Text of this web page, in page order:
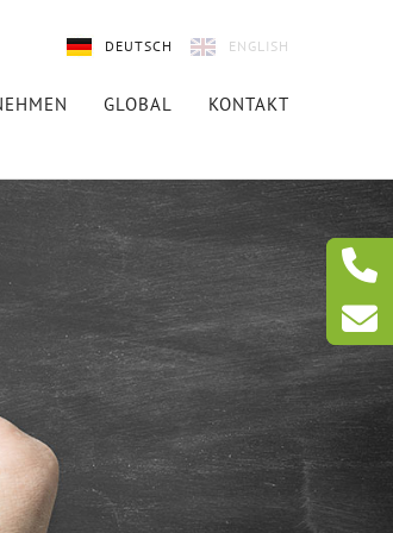
DEUTSCH ENGLISH
GLOBAL KONTAKT